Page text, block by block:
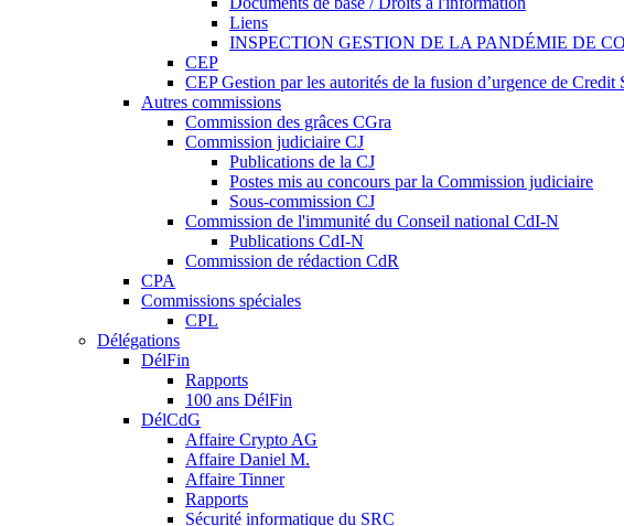
Liens
INSPECTION GESTION DE LA PANDÉMIE DE
CEP
CEP Gestion par les autorités de la fusion d’urgence de Credit
Autres commissions
Commission des grâces CGra
Commission judiciaire CJ
Publications de la CJ
Postes mis au concours par la Commission judiciaire
Sous-commission CJ
Commission de l'immunité du Conseil national CdI-N
Publications CdI-N
Commission de rédaction CdR
CPA
Commissions spéciales
CPL
Délégations
DélFin
Rapports
100 ans DélFin
DélCdG
Affaire Crypto AG
Affaire Daniel M.
Affaire Tinner
Rapports
Sécurité informatique du SRC